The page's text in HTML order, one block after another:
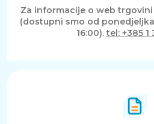
Za informacije o web
(dostupni smo od
16:00).tel: +385 1